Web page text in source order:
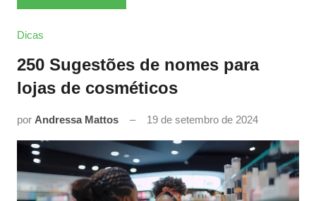
Dicas
250 Sugestões de nomes para
lojas de cosméticos
por Andressa Mattos 19 de setembro de 2024